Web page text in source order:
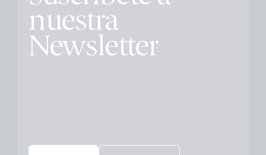
nuestra
Newsletter